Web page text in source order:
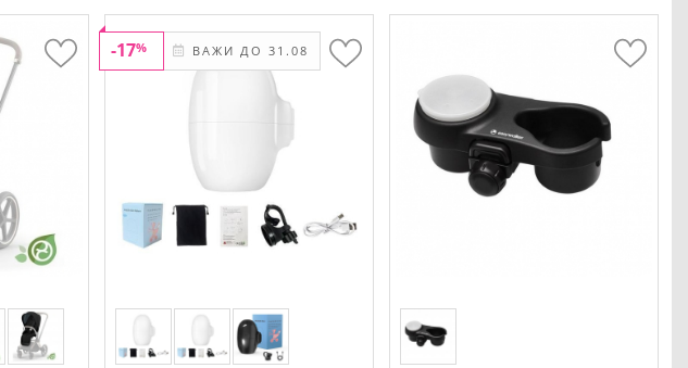
ВАЖИ ДО 31.08
-17%